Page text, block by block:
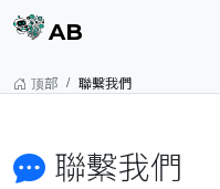
AB
顶部 聯繫我們
聯繫我們